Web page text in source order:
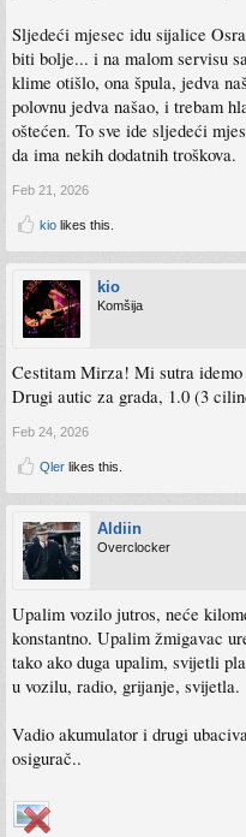
Sljedeći mjesec idu sijalice
biti bolje... i na malom servisu
klime otišlo, ona špula, jedva
polovnu jedva našao, i trebam
oštećen. To sve ide sljedeći
da ima nekih dodatnih troškova.
Feb 21, 2026
kio likes this.
kio
Komšija
Cestitam Mirza! Mi sutra
Drugi autic za grada, 1.0 (3
Feb 24, 2026
Qler likes this.
Aldiin
Overclocker
Upalim vozilo jutros, neće
konstantno. Upalim žmigavac
tako ako duga upalim, svijetli
u vozilu, radio, grijanje, svijetla.
Vadio akumulator i drugi
osigurač..